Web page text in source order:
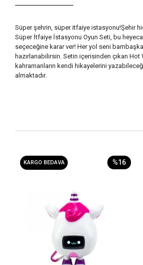
Süper şehrin, süper itfaiye istasyonu!Şehir
Süper İtfaiye İstasyonu Oyun Seti, bu
seçeceğine karar ver! Her yol seni
hazırlanabilirsin. Setin içerisinden çıkan
kahramanların kendi hikayelerini
almaktadır.
KARGO BEDAVA %16